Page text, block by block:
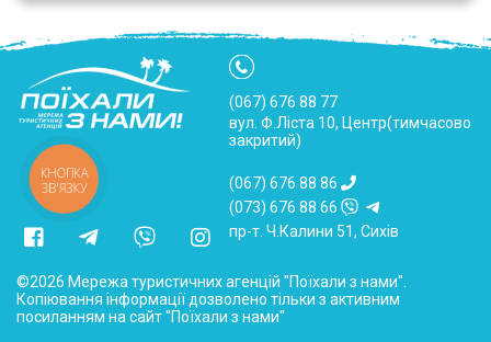
(067) 676 88 77
вул. Ф.Ліста 10, Центр(тимчасово
закритий)
(067) 676 88 86
(073) 676 88 66
пр-т. Ч.Калини 51, Сихів
©2026 Мережа туристичних агенцій "Поїхали з нами".
Копіювання інформації дозволено тільки з активним
посиланням на сайт "Поїхали з нами"
КНОПКА
ЗВ'ЯЗКУ